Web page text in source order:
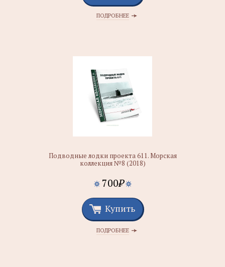
ПОДРОБНЕЕ
Подводные лодки проекта 611. Морская
коллекция №8 (2018)
700₽
Купить
ПОДРОБНЕЕ